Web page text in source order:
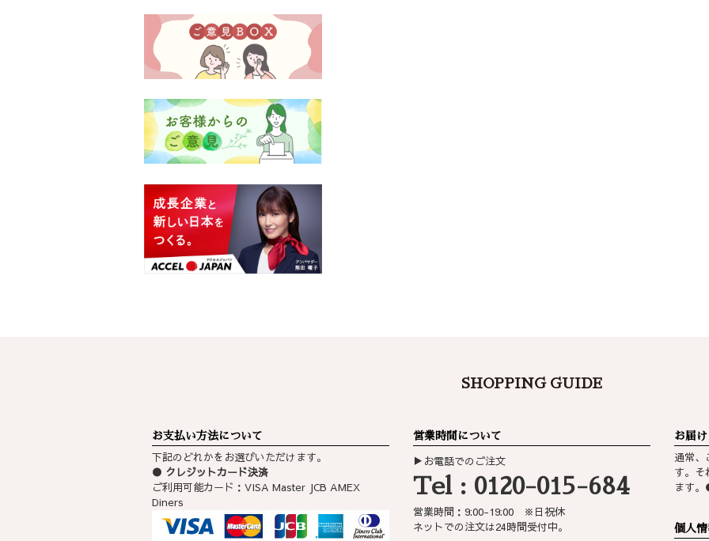
SHOPPING GUIDE
お支払い方法について
下記のどれかをお選びいただけます。
● クレジットカード決済
ご利用可能カード：VISA Master JCB AMEX
Diners
営業時間について
▶お電話でのご注文
Tel : 0120-015-684
営業時間：9:00-19:00 ※日祝休
ネットでの注文は24時間受付中。
お届
通常、
す。そ
ます
個人